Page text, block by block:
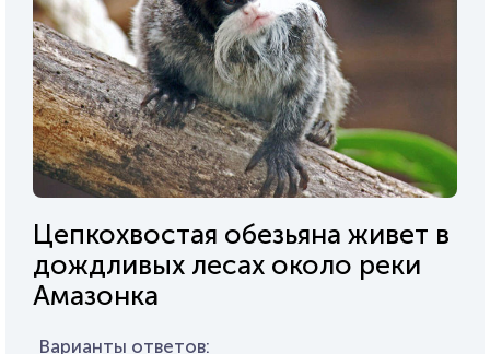
Цепкохвостая обезьяна живет в
дождливых лесах около реки
Амазонка
Варианты ответов: